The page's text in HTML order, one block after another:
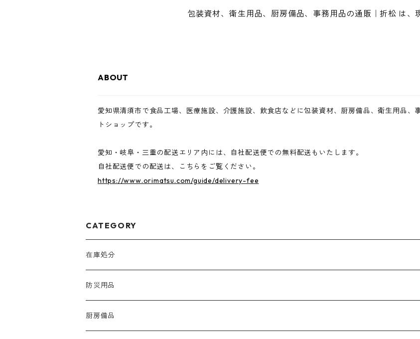
包装資材、衛生用品、厨房備品、事務用品の通販｜折松 は、
ABOUT
愛知県清須市で食品工場、医療施設、介護施設、飲食店などに包装資材、厨房備品、衛生用品、
トショップです。
愛知・岐阜・三重の配送エリア内には、自社配送便での無料配送もいたします。
自社配送便での配送は、こちらをご覧ください。
https://www.orimatsu.com/guide/delivery-fee
CATEGORY
在庫処分
防災用品
厨房備品